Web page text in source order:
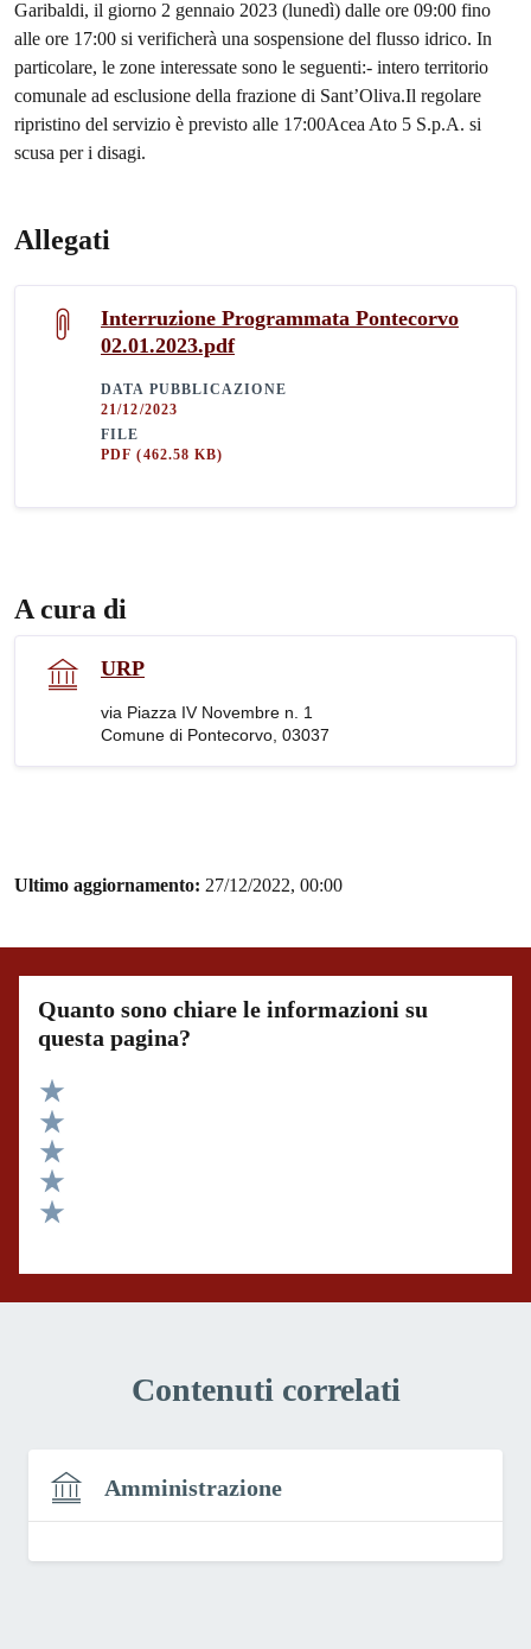
Garibaldi, il giorno 2 gennaio 2023 (lunedì) dalle ore 09:00 fino
alle ore 17:00 si verificherà una sospensione del flusso idrico. In
particolare, le zone interessate sono le seguenti:- intero territorio
comunale ad esclusione della frazione di Sant’Oliva.Il regolare
ripristino del servizio è previsto alle 17:00Acea Ato 5 S.p.A. si
scusa per i disagi.
Allegati
Interruzione Programmata Pontecorvo
02.01.2023.pdf
DATA PUBBLICAZIONE
21/12/2023
FILE
PDF(462.58 KB)
A cura di
URP
via Piazza IV Novembre n. 1
Comune di Pontecorvo, 03037
Ultimo aggiornamento: 27/12/2022, 00:00
Quanto sono chiare le informazioni su
questa pagina?
Valuta 5 stelle su 5
Valuta 4 stelle su 5
Valuta 3 stelle su 5
Valuta 2 stelle su 5
Contenuti correlati
Amministrazione